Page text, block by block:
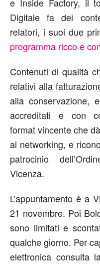
Digitale fa dei
relatori, i suoi due
programma ricco e
Contenuti di qualità
relativi alla
alla conservazione,
accreditati e con
format vincente che
al networking, e
patrocinio
Vicenza.
L’appuntamento è a
21 novembre. Poi
sono limitati e
qualche giorno. Per
elettronica consulta